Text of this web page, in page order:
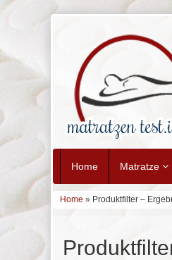
Home Matratze
Home » Produktfilter –